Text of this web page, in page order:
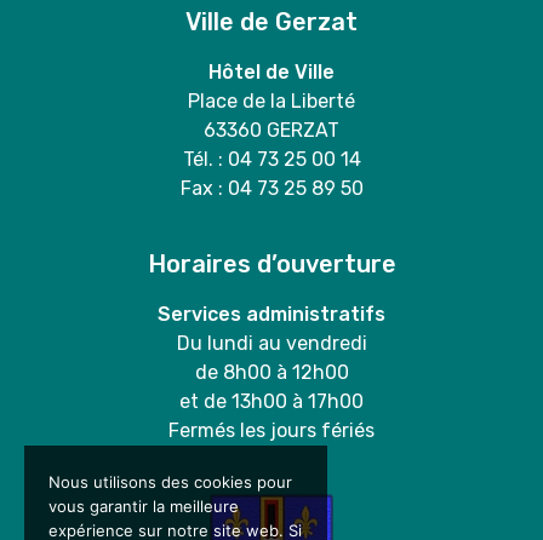
Ville de Gerzat
Hôtel de Ville
Place de la Liberté
63360 GERZAT
Tél. : 04 73 25 00 14
Fax : 04 73 25 89 50
Horaires d’ouverture
Services administratifs
Du lundi au vendredi
de 8h00 à 12h00
et de 13h00 à 17h00
Fermés les jours fériés
Nous utilisons des cookies pour
vous garantir la meilleure
expérience sur notre site web. Si